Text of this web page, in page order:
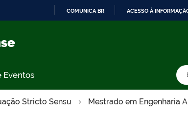
COMUNICA BR ACESSO À
Eventos
Stricto Sensu Mestrado em Engenharia